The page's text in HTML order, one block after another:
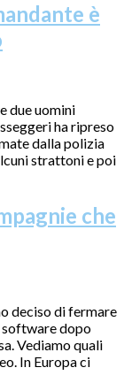
è
due uomini
ha ripreso
dalla polizia
strattoni e poi
che
deciso di fermare
dopo
Vediamo quali
In Europa ci